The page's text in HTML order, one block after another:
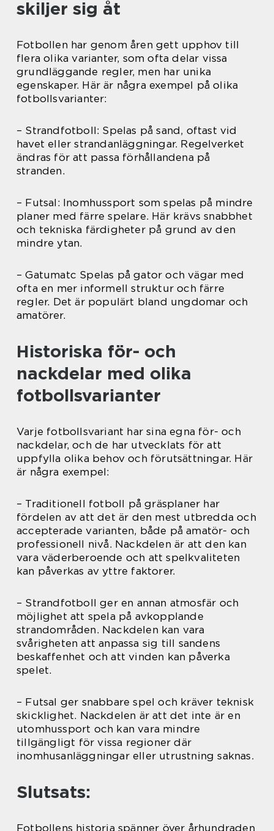
skiljer sig åt
Fotbollen har genom åren gett upphov till
flera olika varianter, som ofta delar vissa
grundläggande regler, men har unika
egenskaper. Här är några exempel på olika
fotbollsvarianter:
– Strandfotboll: Spelas på sand, oftast vid
havet eller strandanläggningar. Regelverket
ändras för att passa förhållandena på
stranden.
– Futsal: Inomhussport som spelas på mindre
planer med färre spelare. Här krävs snabbhet
och tekniska färdigheter på grund av den
mindre ytan.
– Gatumatc Spelas på gator och vägar med
ofta en mer informell struktur och färre
regler. Det är populärt bland ungdomar och
amatörer.
Historiska för- och
nackdelar med olika
fotbollsvarianter
Varje fotbollsvariant har sina egna för- och
nackdelar, och de har utvecklats för att
uppfylla olika behov och förutsättningar. Här
är några exempel:
– Traditionell fotboll på gräsplaner har
fördelen av att det är den mest utbredda och
accepterade varianten, både på amatör- och
professionell nivå. Nackdelen är att den kan
vara väderberoende och att spelkvaliteten
kan påverkas av yttre faktorer.
– Strandfotboll ger en annan atmosfär och
möjlighet att spela på avkopplande
strandområden. Nackdelen kan vara
svårigheten att anpassa sig till sandens
beskaffenhet och att vinden kan påverka
spelet.
– Futsal ger snabbare spel och kräver teknisk
skicklighet. Nackdelen är att det inte är en
utomhussport och kan vara mindre
tillgängligt för vissa regioner där
inomhusanläggningar eller utrustning saknas.
Slutsats:
Fotbollens historia spänner över århundraden